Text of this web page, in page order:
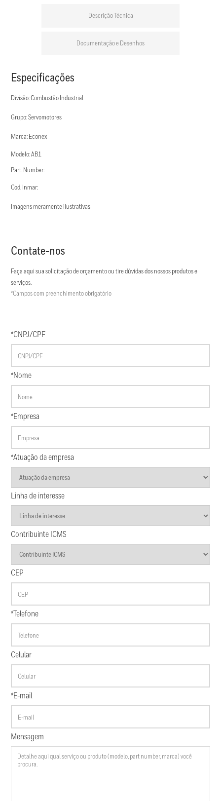
Descrição Técnica
Documentação e Desenhos
Especificações
Divisão: Combustão Industrial
Grupo: Servomotores
Marca: Econex
Modelo: AB1
Part. Number:
Cod. Inmar:
Imagens meramente ilustrativas
Contate-nos
Faça aqui sua solicitação de orçamento ou tire dúvidas dos nossos produtos e
serviços.
*Campos com preenchimento obrigatório
*CNPJ/CPF
*Nome
*Empresa
*Atuação da empresa
Linha de interesse
Contribuinte ICMS
CEP
*Telefone
Celular
*E-mail
Mensagem